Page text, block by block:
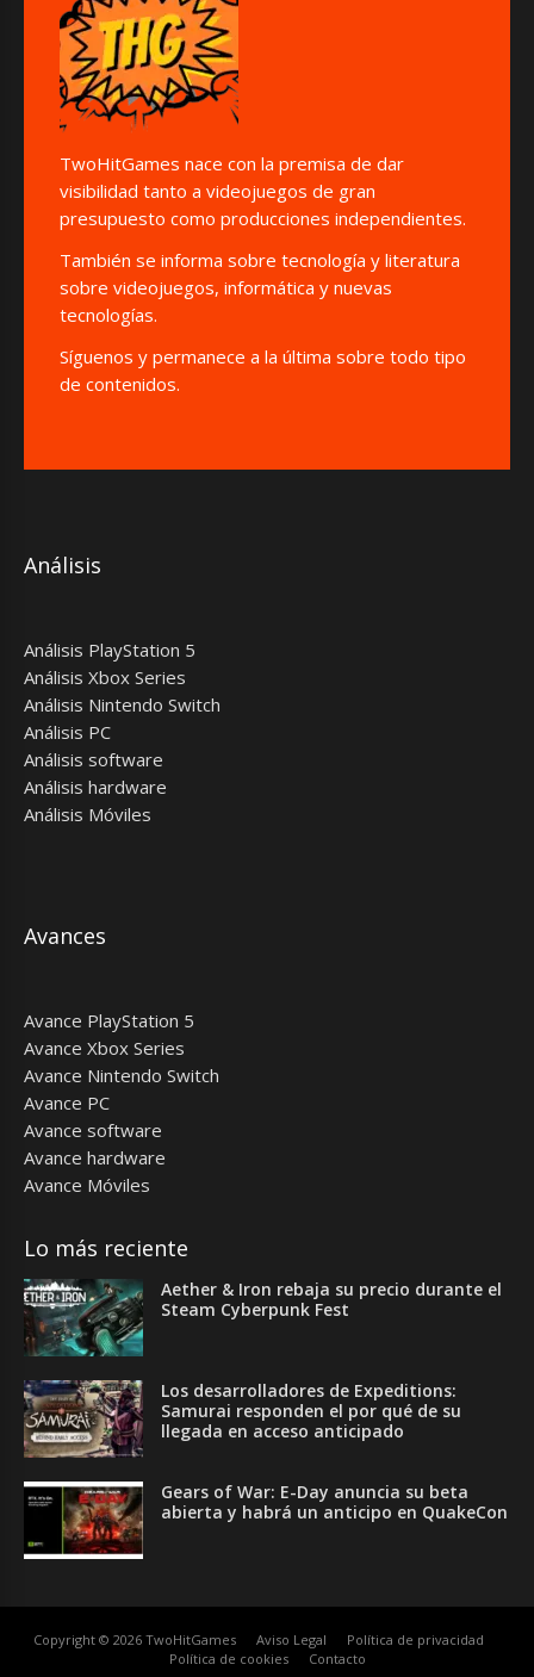
TwoHitGames nace con la premisa de dar
visibilidad tanto a videojuegos de gran
presupuesto como producciones independientes.
También se informa sobre tecnología y literatura
sobre videojuegos, informática y nuevas
tecnologías.
Síguenos y permanece a la última sobre todo tipo
de contenidos.
Análisis
Análisis PlayStation 5
Análisis Xbox Series
Análisis Nintendo Switch
Análisis PC
Análisis software
Análisis hardware
Análisis Móviles
Avances
Avance PlayStation 5
Avance Xbox Series
Avance Nintendo Switch
Avance PC
Avance software
Avance hardware
Avance Móviles
Lo más reciente
Aether & Iron rebaja su precio durante el
Steam Cyberpunk Fest
Los desarrolladores de Expeditions:
Samurai responden el por qué de su
llegada en acceso anticipado
Gears of War: E-Day anuncia su beta
abierta y habrá un anticipo en QuakeCon
Copyright © 2026 TwoHitGames Aviso Legal
Política de privacidad
Política de cookies
Contacto